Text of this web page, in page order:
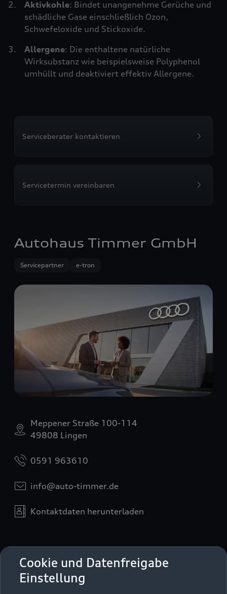
Cookie und Datenfreigabe
Einstellung
Aktivkohle: Bindet unangenehme Gerüche und
schädliche Gase einschließlich Ozon,
Schwefeloxide und Stickoxide.
Allergene: Die enthaltene natürliche
Wirksubstanz wie beispielsweise Polyphenol
umhüllt und deaktiviert effektiv Allergene.
Serviceberater kontaktieren
Servicetermin vereinbaren
Autohaus Timmer GmbH
Servicepartner e-tron
Meppener Straße 100-114
49808 Lingen
0591 963610
info@auto-timmer.de
Kontaktdaten herunterladen
Öffnungszeiten